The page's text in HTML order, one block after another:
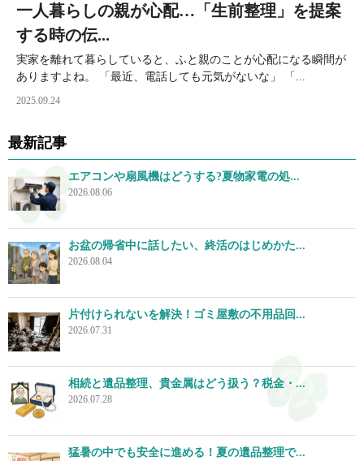
一人暮らしの親が心配…「生前整理」を提案
する時の伝...
実家を離れて暮らしていると、ふと親のことが心配になる瞬間が
ありますよね。 「最近、電話しても元気がないな」 「...
2025.09.24
最新記事
エアコンや扇風機はどうする?夏物家電の処...
2026.08.06
お盆の帰省中に話したい、終活のはじめかた...
2026.08.04
片付けられないを解決！ゴミ屋敷の不用品回...
2026.07.31
相続と遺品整理、貴金属はどう扱う？税金・...
2026.07.28
猛暑の中でも安全に進める！夏の遺品整理で...